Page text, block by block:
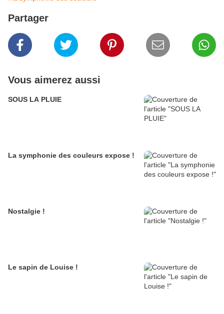
Partager
Vous aimerez aussi
SOUS LA PLUIE
La symphonie des couleurs expose !
Nostalgie !
Le sapin de Louise !